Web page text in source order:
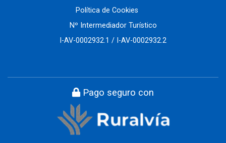
Política de Cookies
Nº Intermediador Turístico
I-AV-0002932.1 / I-AV-0002932.2
Pago seguro con